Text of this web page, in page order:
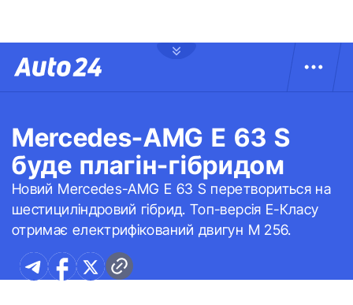
Mercedes-AMG E 63 S
буде плагін-гібридом
Новий Mercedes-AMG E 63 S перетвориться на
шестициліндровий гібрид. Топ-версія E-Класу
отримає електрифікований двигун M 256.